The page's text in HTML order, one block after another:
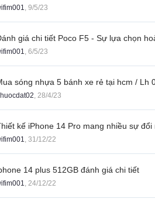
, 9/5/23
giá chi tiết Poco F5 - Sự lựa chọn
, 6/5/23
sóng nhựa 5 bánh xe rẻ tại hcm / Lh
, 28/4/23
kế iPhone 14 Pro mang nhiều sự đổi
, 31/12/22
14 plus 512GB đánh giá chi tiết
, 24/12/22